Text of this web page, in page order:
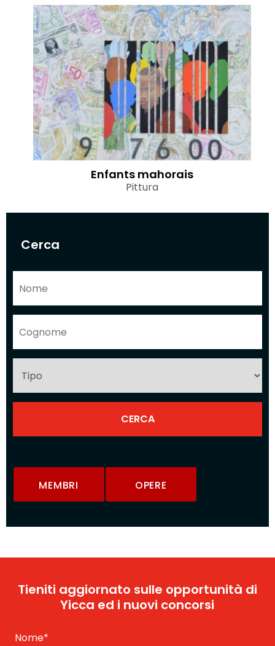
Cerca
MEMBRI OPERE
Enfants mahorais
Pittura
Tieniti aggiornato sulle opportunità di
Yicca ed i nuovi concorsi
Nome*